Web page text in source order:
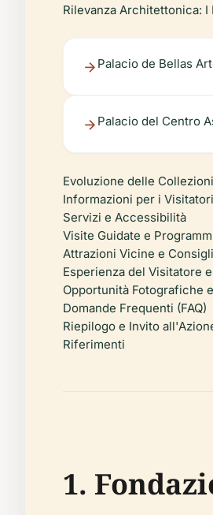
Rilevanza Architettonica: I
Palacio de Bellas
Palacio del Centro
Evoluzione delle Collezioni
Informazioni per i
Servizi e Accessibilità
Visite Guidate e
Attrazioni Vicine e
Esperienza del Visitatore
Opportunità Fotografiche
Domande Frequenti (FAQ)
Riepilogo e Invito
Riferimenti
1.